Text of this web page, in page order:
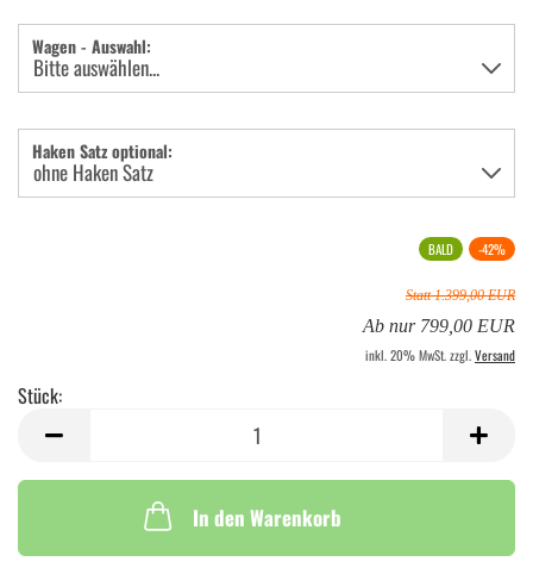
Wagen - Auswahl:
Haken Satz optional:
BALD -42%
Statt 1.399,00 EUR
Ab nur 799,00 EUR
inkl. 20% MwSt. zzgl.Versand
Stück:
In den Warenkorb